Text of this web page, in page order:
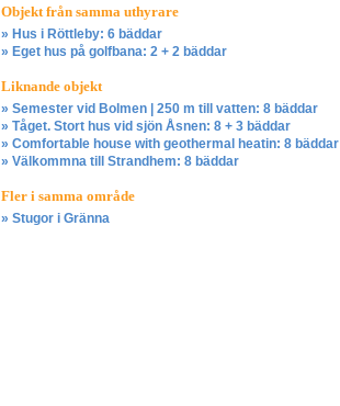
Objekt från samma uthyrare
» Hus i Röttleby: 6 bäddar
» Eget hus på golfbana: 2 + 2 bäddar
Liknande objekt
» Semester vid Bolmen | 250 m till vatten: 8 bäddar
» Tåget. Stort hus vid sjön Åsnen: 8 + 3 bäddar
» Comfortable house with geothermal heatin: 8 bäddar
» Välkommna till Strandhem: 8 bäddar
Fler i samma område
» Stugor i Gränna